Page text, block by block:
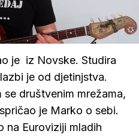
je iz Novske. Studira
je od djetinjstva.
društvenim mrežama,
je Marko o sebi.
na Euroviziji mladih